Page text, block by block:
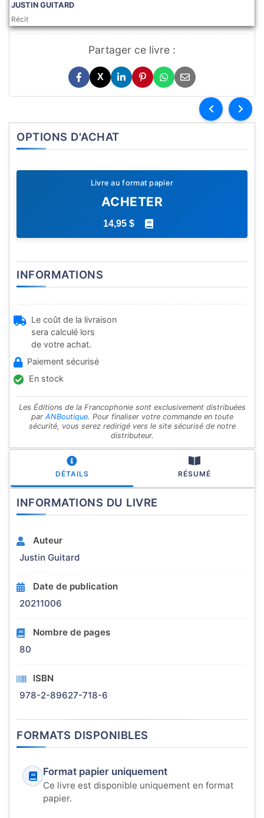
JUSTIN GUITARD
Récit
Partager ce livre :
X
OPTIONS D'ACHAT
Livre au format papier
ACHETER
14,95 $
INFORMATIONS
Le coût de la livraison
sera calculé lors
de votre achat.
Paiement sécurisé
En stock
Les Éditions de la Francophonie sont exclusivement distribuées
par ANBoutique. Pour finaliser votre commande en toute
sécurité, vous serez redirigé vers le site sécurisé de notre
distributeur.
DÉTAILS RÉSUMÉ
INFORMATIONS DU LIVRE
Auteur
Justin Guitard
Date de publication
20211006
Nombre de pages
80
ISBN
978-2-89627-718-6
FORMATS DISPONIBLES
Format papier uniquement
Ce livre est disponible uniquement en format
papier.